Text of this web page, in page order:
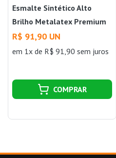
Esmalte Sintético Alto
Brilho Metalatex Premium
para Madeiras e Metais 0,9
Litros Branco Sherwin
R$ 91,90 UN
em 1x de R$ 91,90 sem juros
COMPRAR